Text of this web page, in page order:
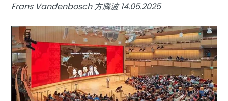
Frans Vandenbosch 方腾波 14.05.2025